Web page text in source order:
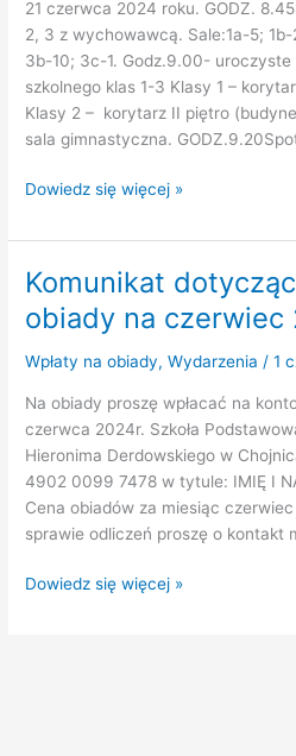
21 czerwca 2024 roku. GODZ.
2, 3 z wychowawcą. Sale:1a-5;
3b-10; 3c-1. Godz.9.00- uroczyste
szkolnego klas 1-3 Klasy 1 –
Klasy 2 – korytarz II piętro
sala gimnastyczna.
ZAKOŃCZENIE
SZKOLNEGO
2023/2024
Dowiedz się więcej »
Komunikat
obiady na czerwiec
Wpłaty na obiady,Wydarzenia /1
Na obiady proszę wpłacać na
czerwca 2024r. Szkoła
Hieronima Derdowskiego w
4902 0099 7478 w tytule: IMIĘ I
Cena obiadów za miesiąc
sprawie odliczeń proszę o kontakt
Komunikat
Dowiedz się więcej »